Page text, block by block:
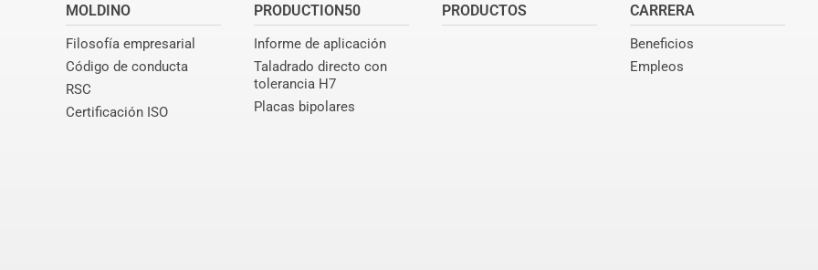
MOLDINO
Filosofía empresarial
Código de conducta
RSC
Certificación ISO
PRODUCTION50
Informe de aplicación
Taladrado directo con
tolerancia H7
Placas bipolares
PRODUCTOS CARRERA
Beneficios
Empleos